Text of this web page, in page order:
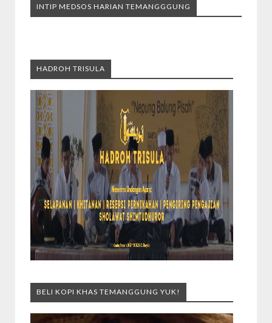
INTIP MEDSOS HARIAN TEMANGGGUNG
HADROH TRISULA
BELI KOPI KHAS TEMANGGUNG YUK!